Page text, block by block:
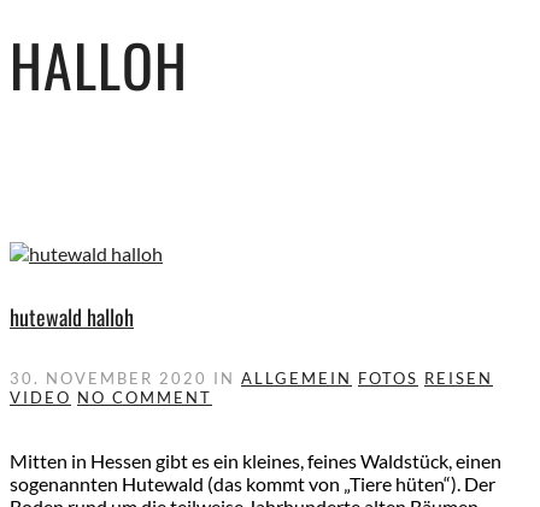
HALLOH
hutewald halloh
30. NOVEMBER 2020 IN ALLGEMEIN FOTOS REISEN
VIDEO NO COMMENT
Mitten in Hessen gibt es ein kleines, feines Waldstück, einen
sogenannten Hutewald (das kommt von „Tiere hüten“). Der